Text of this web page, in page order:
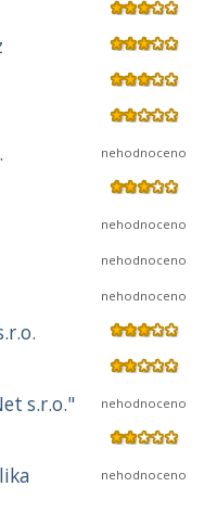
nehodnoceno
nehodnoceno
nehodnoceno
nehodnoceno
s.r.o." nehodnoceno
nehodnoceno